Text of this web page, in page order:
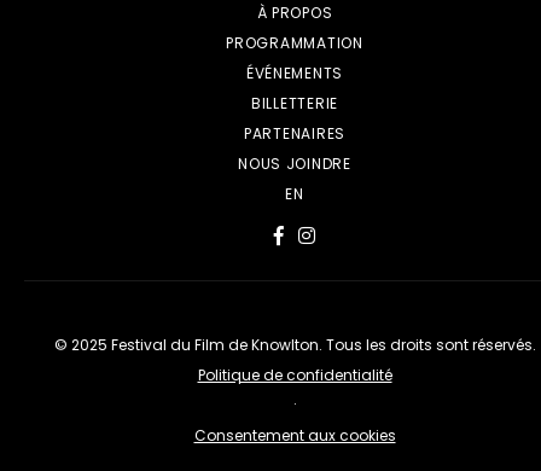
À PROPOS
PROGRAMMATION
ÉVÉNEMENTS
BILLETTERIE
PARTENAIRES
NOUS JOINDRE
EN
© 2025 Festival du Film de Knowlton. Tous les droits sont réservés.
Politique de confidentialité
·
Consentement aux cookies